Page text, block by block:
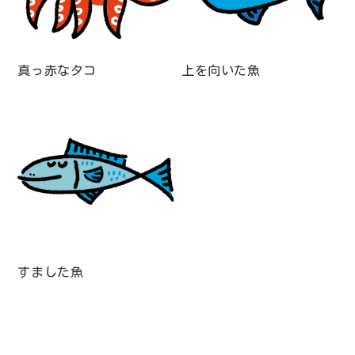
真っ赤なタコ 上を向いた魚
すました魚